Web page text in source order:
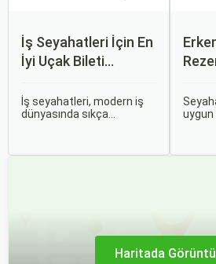
İş Seyahatleri İçin En
İyi Uçak Bileti
İş seyahatleri, modern iş
dünyasında sıkça
uygun
Haritada